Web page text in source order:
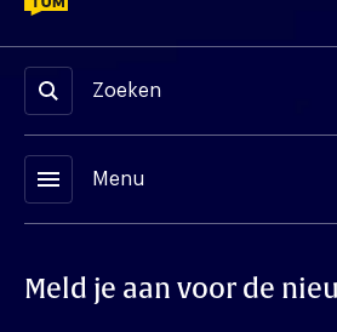
Zoeken
menu Menu
Meld je aan voor de